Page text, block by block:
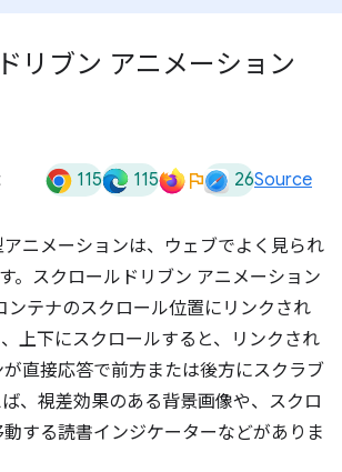
リブン アニメーション
115 115 26Source
ニメーションは、ウェブでよく見られ
。スクロールドリブン アニメーション
ンテナのスクロール位置にリンクされ
上下にスクロールすると、リンクされ
直接応答で前方または後方にスクラブ
、視差効果のある背景画像や、スクロ
する読書インジケーターなどがありま